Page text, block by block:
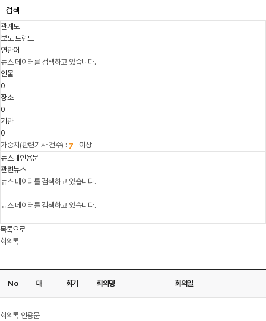
검색
관계도
보도 트렌드
연관어
뉴스 데이터를 검색하고 있습니다.
인물
0
장소
0
기관
0
가중치(관련기사 건수) :
이상
뉴스내인용문
관련뉴스
뉴스 데이터를 검색하고 있습니다.
뉴스 데이터를 검색하고 있습니다.
목록으로
회의록
No 대 회기 회의명 회의일
회의록 인용문